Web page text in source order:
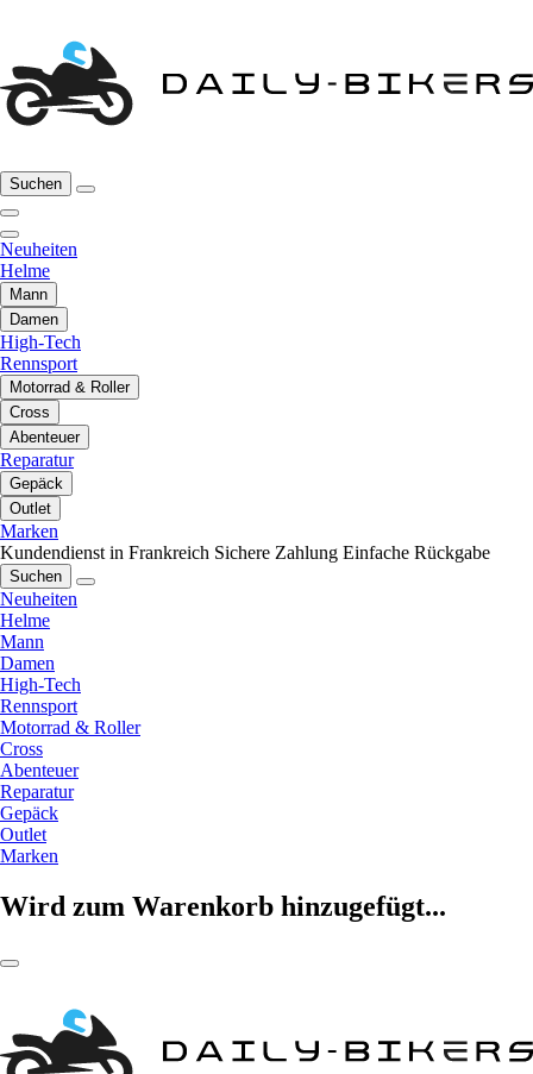
Suchen
Neuheiten
Helme
Mann
Damen
High-Tech
Rennsport
Motorrad & Roller
Cross
Abenteuer
Reparatur
Gepäck
Outlet
Marken
Kundendienst in Frankreich Sichere Zahlung Einfache Rückgabe
Suchen
Neuheiten
Helme
Mann
Damen
High-Tech
Rennsport
Motorrad & Roller
Cross
Abenteuer
Reparatur
Gepäck
Outlet
Marken
Wird zum Warenkorb hinzugefügt...